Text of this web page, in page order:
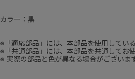
カラー：黒
※「適応部品」には、本部品を使用してい
※「共通部品」には、本部品を共通してお
※ 実際の部品と色が異なる場合がございます